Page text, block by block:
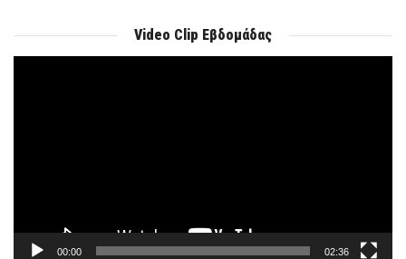
Video Clip Εβδομάδας
00:00 02:36